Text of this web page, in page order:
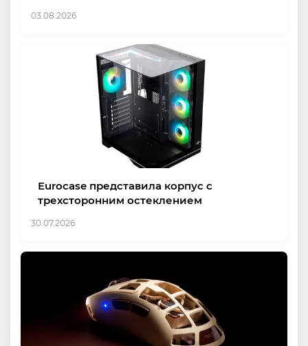
03.08.2026
Eurocase представила корпус с
трехсторонним остеклением
30.07.2026